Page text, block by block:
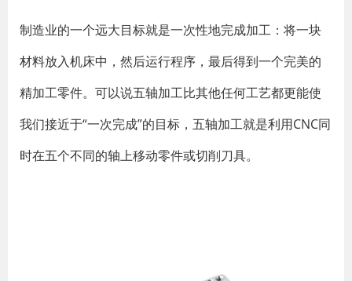
制造业的一个远大目标就是一次性地完成加工：将一块
材料放入机床中，然后运行程序，最后得到一个完美的
精加工零件。可以说五轴加工比其他任何工艺都更能使
我们接近于“一次完成”的目标，五轴加工就是利用CNC同
时在五个不同的轴上移动零件或切削刀具。